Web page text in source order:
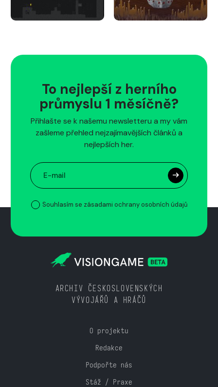
To nejlepší z herního
průmyslu 1 měsíčně?
Přihlašte se k našemu newsletteru a my vám
zašleme přehled nejzajímavějších článků a
nejlepších her.
Souhlasím se zásadami ochrany osobních údajů
ARCHIV ČESKOSLOVENSKÝCH
VÝVOJÁŘŮ A HRÁČŮ
O projektu
Redakce
Podpořte nás
Stáž / Praxe